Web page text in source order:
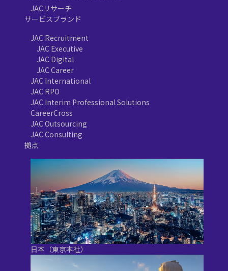
JACリサーチ
サービスブランド
JAC Recruitment
JAC Executive
JAC Digital
JAC Career
JAC International
JAC RPO
JAC Interim Professional Solutions
CareerCross
JAC Outsourcing
JAC Consulting
拠点
日本（東京本社）